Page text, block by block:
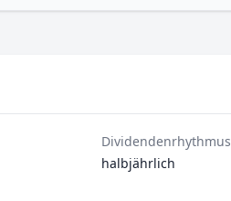
Dividendenrhythmus
halbjährlich